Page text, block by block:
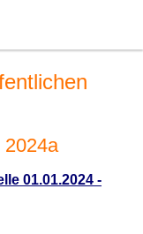
2024a
01.01.2024 -